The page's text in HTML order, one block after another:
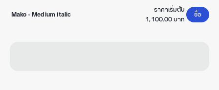
Mako-Medium Italic
ราคาเริ่มต้น
1,100.00 บาท
ซื้อ